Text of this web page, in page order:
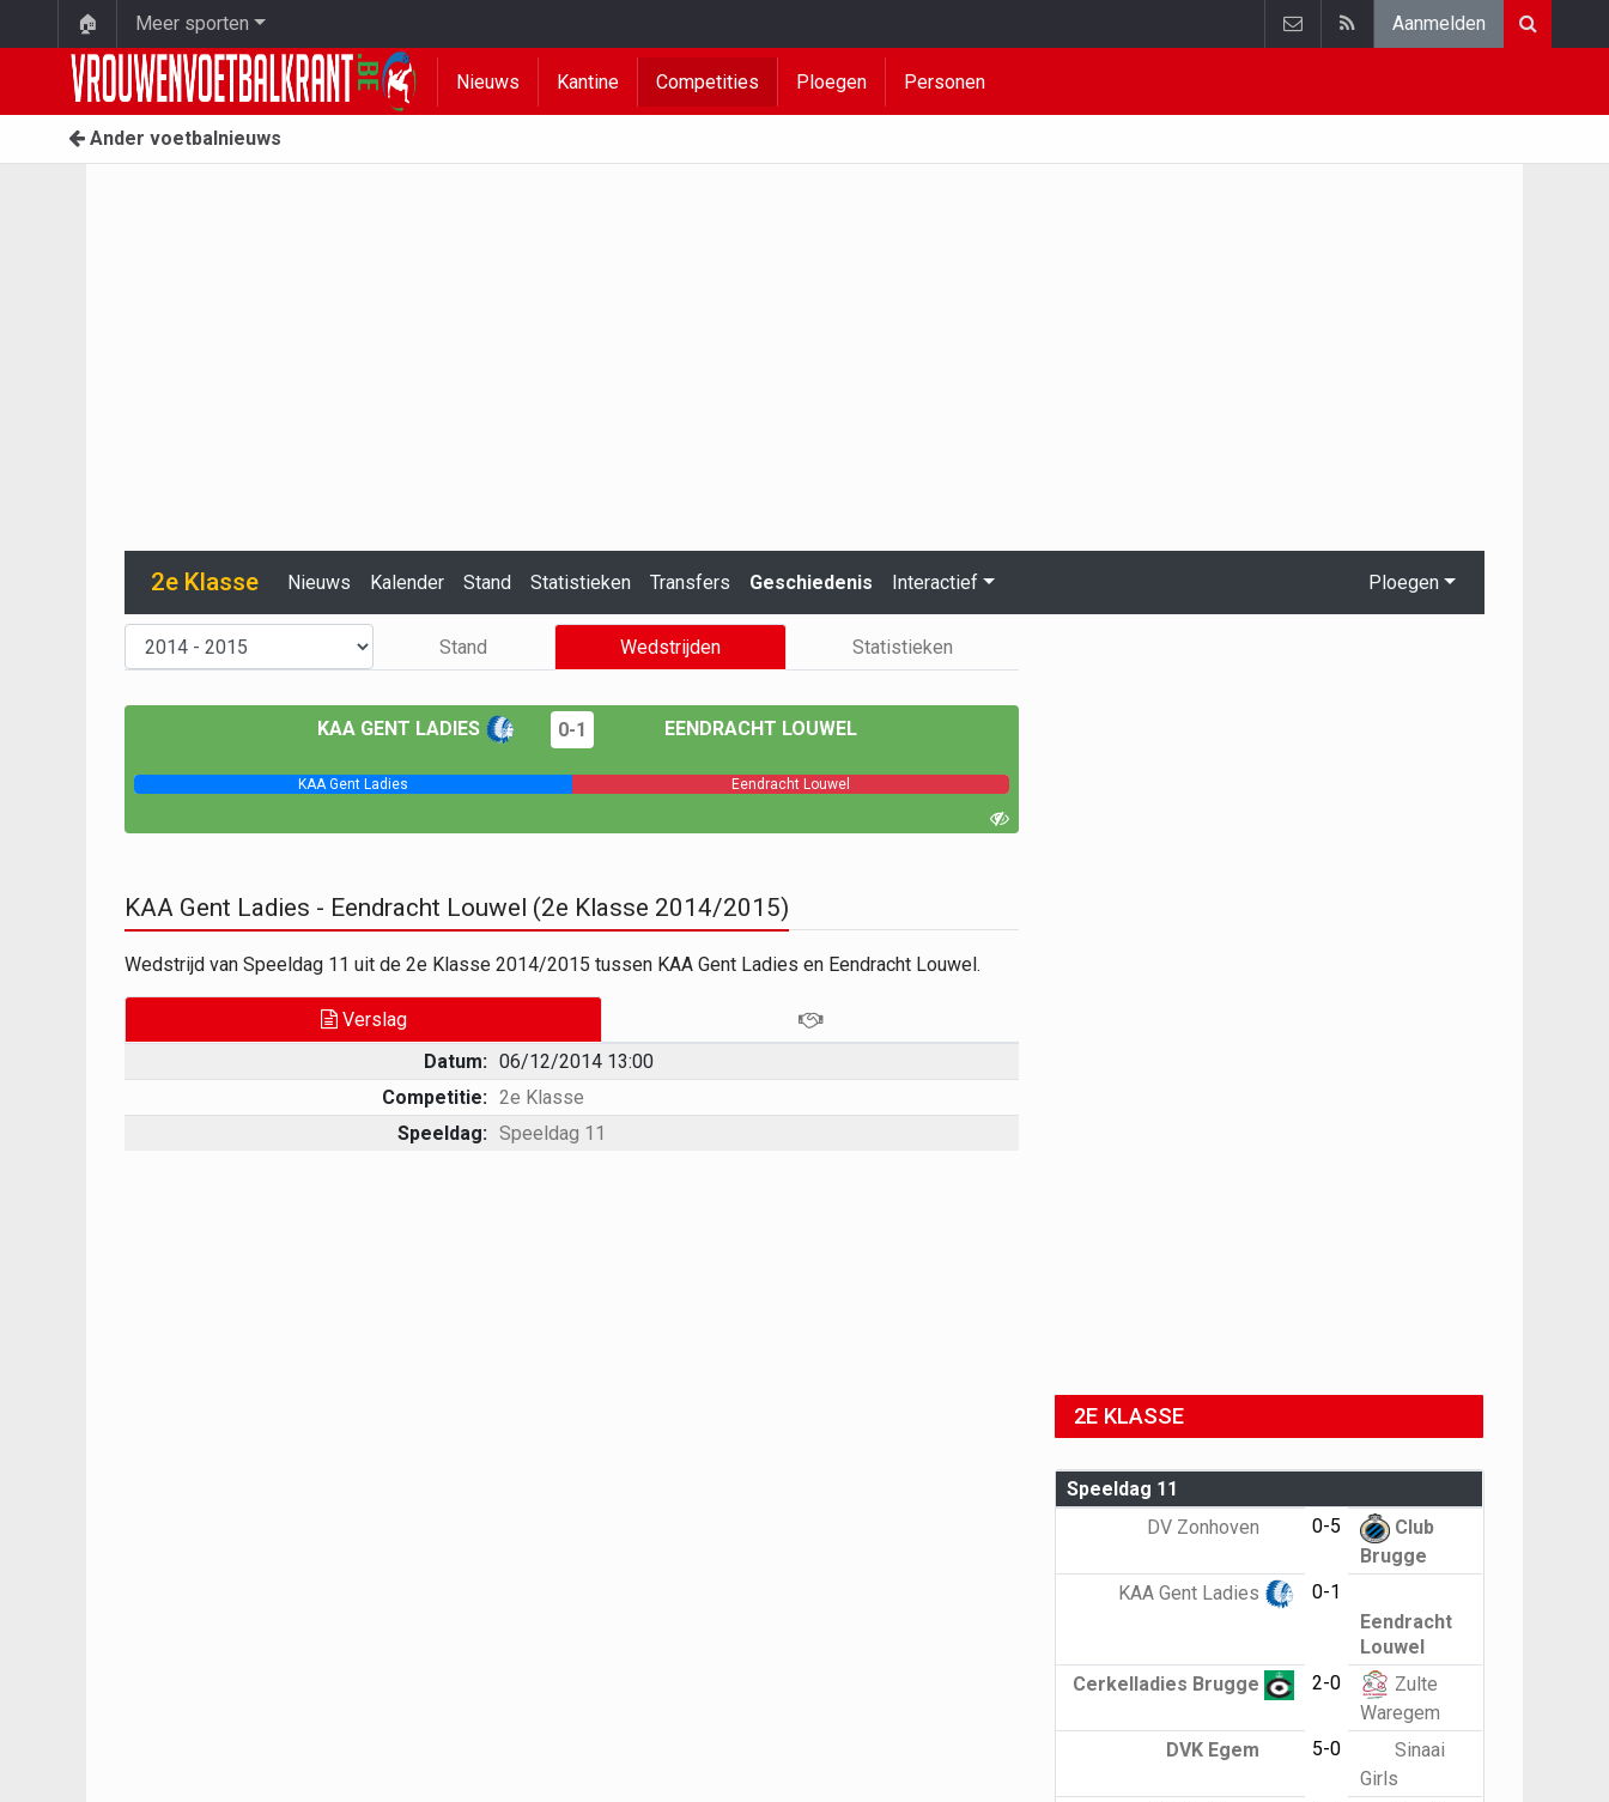
🏠 Meer sporten Aanmelden
Nieuws Kantine Competities Ploegen Personen
Ander voetbalnieuws
2e Klasse Nieuws Kalender Stand Statistieken Transfers Geschiedenis Interactief Ploegen
Stand Wedstrijden Statistieken
KAA GENT LADIES 0-1 EENDRACHT LOUWEL
KAA Gent Ladies Eendracht Louwel
KAA Gent Ladies - Eendracht Louwel (2e Klasse 2014/2015)
Wedstrijd van Speeldag 11 uit de 2e Klasse 2014/2015 tussen KAA Gent Ladies en Eendracht Louwel.
Verslag
Datum: 06/12/2014 13:00
Competitie: 2e Klasse
Speeldag: Speeldag 11
2E KLASSE
Speeldag 11
DV Zonhoven
0-5
Club
Brugge
KAA Gent Ladies
0-1
Eendracht
Louwel
Cerkelladies Brugge
2-0
Zulte
Waregem
DVK Egem
5-0
Sinaai
Girls